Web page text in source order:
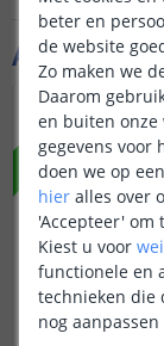
NIEUW
beter en
de website
Zo maken we
Daarom
en buiten onze
gegevens voor
doen we op
hier alles over
'Accepteer' om
Kiest u voor
functionele en
technieken die
nog